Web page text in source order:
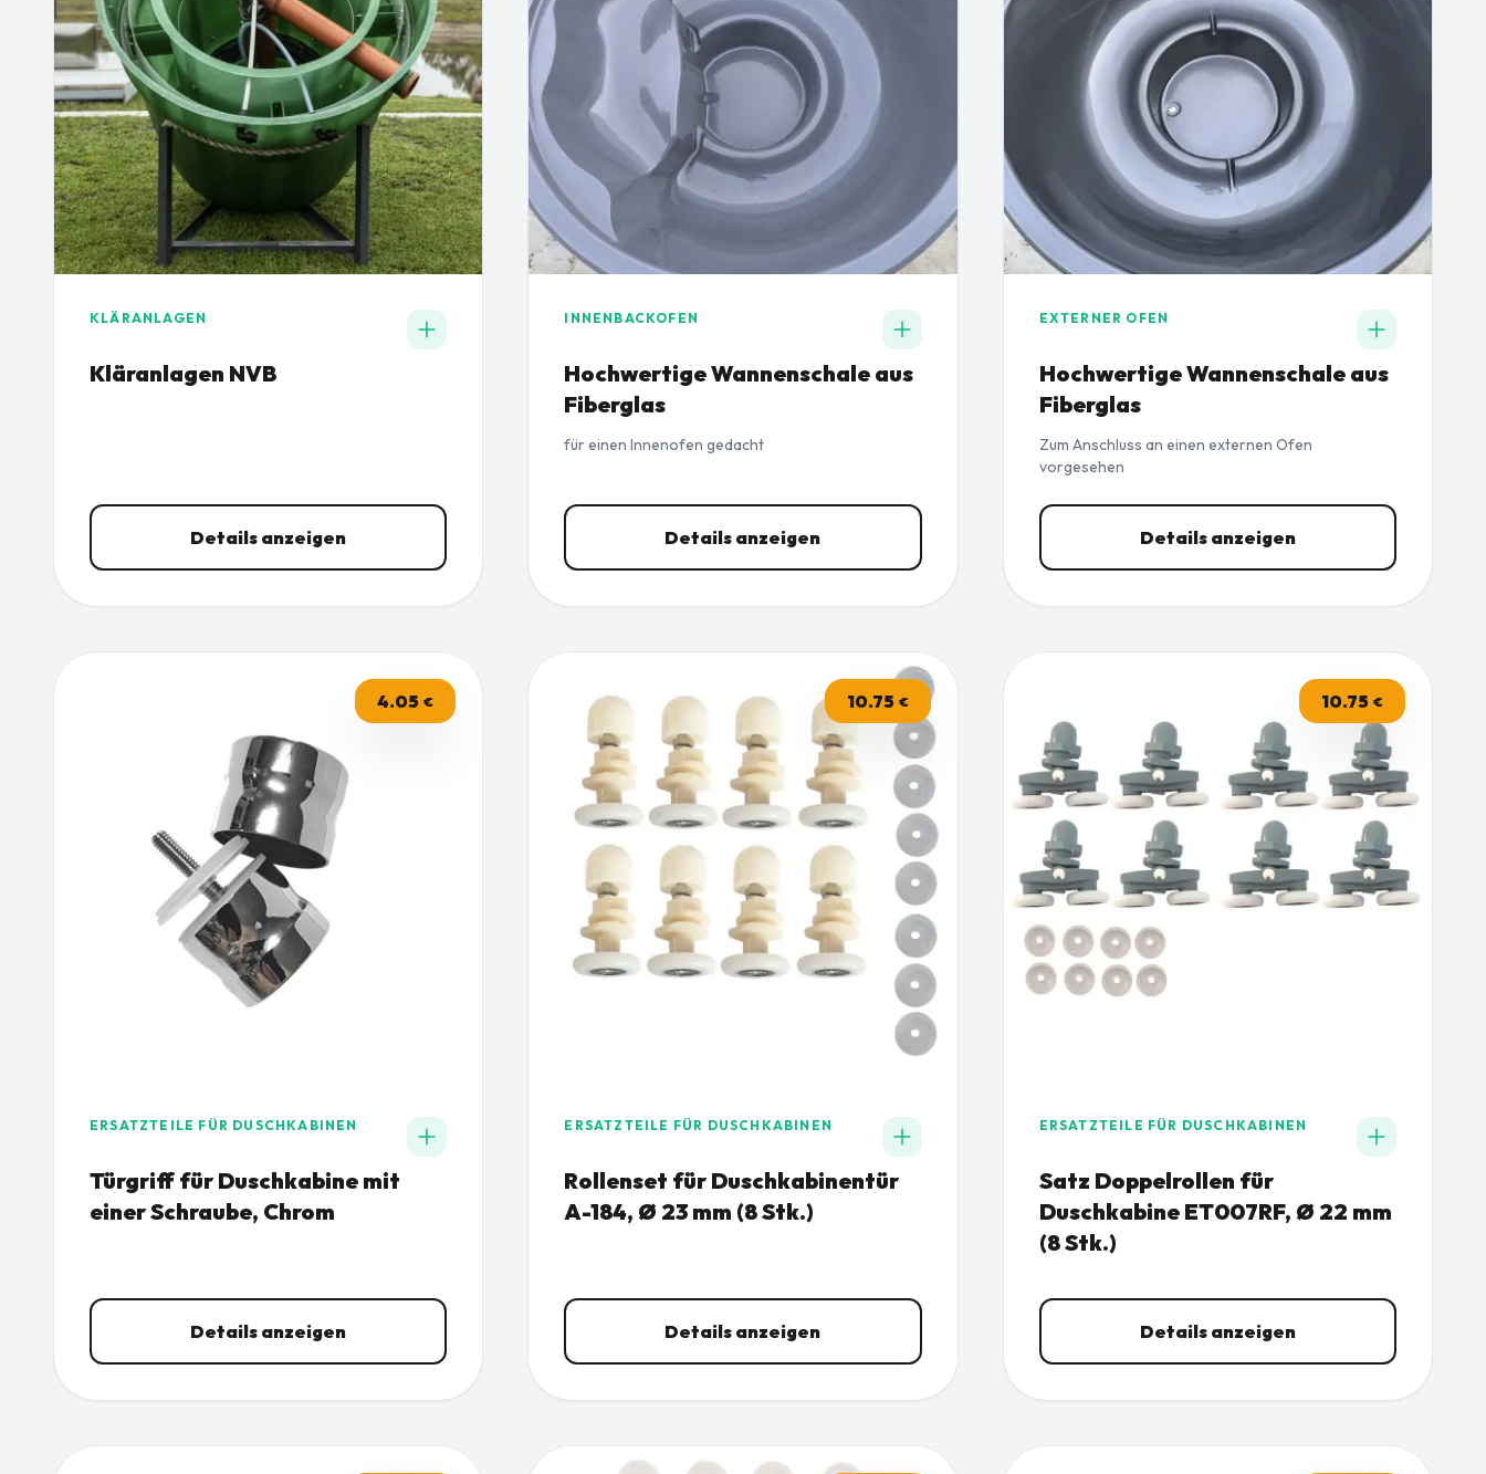
KLÄRANLAGEN
Kläranlagen NVB
Details anzeigen
INNENBACKOFEN
Hochwertige Wannenschale aus
Fiberglas
für einen Innenofen gedacht
Details anzeigen
EXTERNER OFEN
Hochwertige Wannenschale aus
Fiberglas
Zum Anschluss an einen externen Ofen
vorgesehen
Details anzeigen
4.05 €
ERSATZTEILE FÜR DUSCHKABINEN
Türgriff für Duschkabine mit
einer Schraube, Chrom
Details anzeigen
10.75 €
ERSATZTEILE FÜR DUSCHKABINEN
Rollenset für Duschkabinentür
A-184, Ø 23 mm (8 Stk.)
Details anzeigen
10.75 €
ERSATZTEILE FÜR DUSCHKABINEN
Satz Doppelrollen für
Duschkabine ET007RF, Ø 22 mm
(8 Stk.)
Details anzeigen